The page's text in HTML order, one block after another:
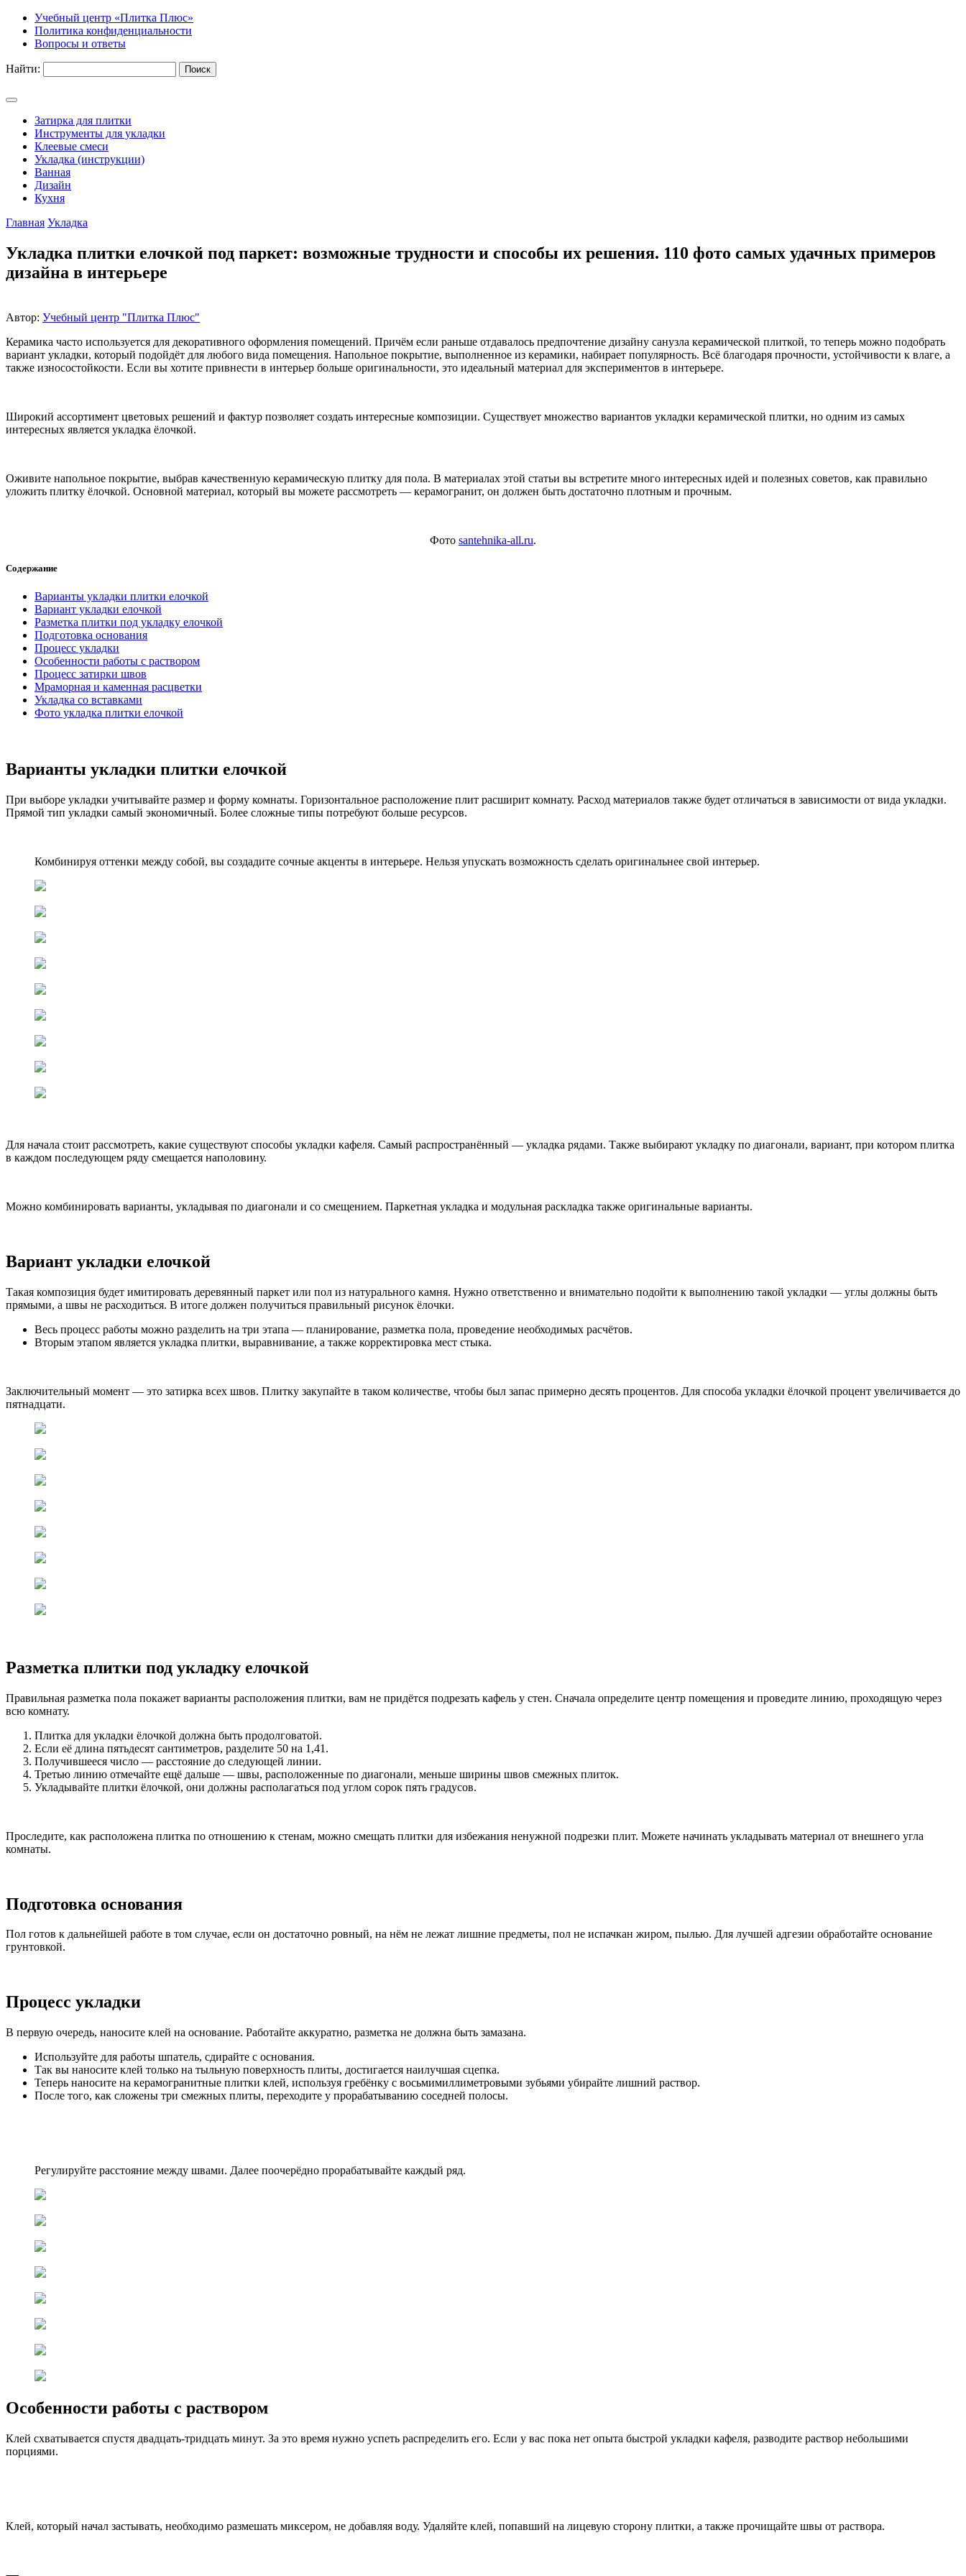
Учебный центр «Плитка Плюс»
Политика конфиденциальности
Вопросы и ответы
Найти:
Затирка для плитки
Инструменты для укладки
Клеевые смеси
Укладка (инструкции)
Ванная
Дизайн
Кухня
Главная Укладка
Укладка плитки елочкой под паркет: возможные трудности и способы их решения. 110 фото самых удачных примеров
дизайна в интерьере
Автор: Учебный центр "Плитка Плюс"
Керамика часто используется для декоративного оформления помещений. Причём если раньше отдавалось предпочтение дизайну санузла керамической плиткой, то теперь можно подобрать
вариант укладки, который подойдёт для любого вида помещения. Напольное покрытие, выполненное из керамики, набирает популярность. Всё благодаря прочности, устойчивости к влаге, а
также износостойкости. Если вы хотите привнести в интерьер больше оригинальности, это идеальный материал для экспериментов в интерьере.
Широкий ассортимент цветовых решений и фактур позволяет создать интересные композиции. Существует множество вариантов укладки керамической плитки, но одним из самых
интересных является укладка ёлочкой.
Оживите напольное покрытие, выбрав качественную керамическую плитку для пола. В материалах этой статьи вы встретите много интересных идей и полезных советов, как правильно
уложить плитку ёлочкой. Основной материал, который вы можете рассмотреть — керамогранит, он должен быть достаточно плотным и прочным.
Фото santehnika-all.ru.
Содержание
Варианты укладки плитки елочкой
Вариант укладки елочкой
Разметка плитки под укладку елочкой
Подготовка основания
Процесс укладки
Особенности работы с раствором
Процесс затирки швов
Мраморная и каменная расцветки
Укладка со вставками
Фото укладка плитки елочкой
Варианты укладки плитки елочкой
При выборе укладки учитывайте размер и форму комнаты. Горизонтальное расположение плит расширит комнату. Расход материалов также будет отличаться в зависимости от вида укладки.
Прямой тип укладки самый экономичный. Более сложные типы потребуют больше ресурсов.
Комбинируя оттенки между собой, вы создадите сочные акценты в интерьере. Нельзя упускать возможность сделать оригинальнее свой интерьер.
Для начала стоит рассмотреть, какие существуют способы укладки кафеля. Самый распространённый — укладка рядами. Также выбирают укладку по диагонали, вариант, при котором плитка
в каждом последующем ряду смещается наполовину.
Можно комбинировать варианты, укладывая по диагонали и со смещением. Паркетная укладка и модульная раскладка также оригинальные варианты.
Вариант укладки елочкой
Такая композиция будет имитировать деревянный паркет или пол из натурального камня. Нужно ответственно и внимательно подойти к выполнению такой укладки — углы должны быть
прямыми, а швы не расходиться. В итоге должен получиться правильный рисунок ёлочки.
Весь процесс работы можно разделить на три этапа — планирование, разметка пола, проведение необходимых расчётов.
Вторым этапом является укладка плитки, выравнивание, а также корректировка мест стыка.
Заключительный момент — это затирка всех швов. Плитку закупайте в таком количестве, чтобы был запас примерно десять процентов. Для способа укладки ёлочкой процент увеличивается до
пятнадцати.
Разметка плитки под укладку елочкой
Правильная разметка пола покажет варианты расположения плитки, вам не придётся подрезать кафель у стен. Сначала определите центр помещения и проведите линию, проходящую через
всю комнату.
Плитка для укладки ёлочкой должна быть продолговатой.
Если её длина пятьдесят сантиметров, разделите 50 на 1,41.
Получившееся число — расстояние до следующей линии.
Третью линию отмечайте ещё дальше — швы, расположенные по диагонали, меньше ширины швов смежных плиток.
Укладывайте плитки ёлочкой, они должны располагаться под углом сорок пять градусов.
Проследите, как расположена плитка по отношению к стенам, можно смещать плитки для избежания ненужной подрезки плит. Можете начинать укладывать материал от внешнего угла
комнаты.
Подготовка основания
Пол готов к дальнейшей работе в том случае, если он достаточно ровный, на нём не лежат лишние предметы, пол не испачкан жиром, пылью. Для лучшей адгезии обработайте основание
грунтовкой.
Процесс укладки
В первую очередь, наносите клей на основание. Работайте аккуратно, разметка не должна быть замазана.
Используйте для работы шпатель, сдирайте с основания.
Так вы наносите клей только на тыльную поверхность плиты, достигается наилучшая сцепка.
Теперь наносите на керамогранитные плитки клей, используя гребёнку с восьмимиллиметровыми зубьями убирайте лишний раствор.
После того, как сложены три смежных плиты, переходите у прорабатыванию соседней полосы.
Регулируйте расстояние между швами. Далее поочерёдно прорабатывайте каждый ряд.
Особенности работы с раствором
Клей схватывается спустя двадцать-тридцать минут. За это время нужно успеть распределить его. Если у вас пока нет опыта быстрой укладки кафеля, разводите раствор небольшими
порциями.
Клей, который начал застывать, необходимо размешать миксером, не добавляя воду. Удаляйте клей, попавший на лицевую сторону плитки, а также прочищайте швы от раствора.